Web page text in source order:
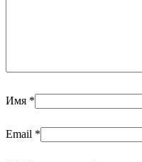
Имя *
Email *